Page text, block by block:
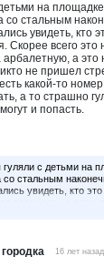
на
со стальным
увидеть, кто
Скорее всего это
арбалетную, а это
не пришел
какой-то
а то страшно
и попасть.
гуляли с детьми на
со стальным
увидеть, кто
всего это не дети,
а это
с ребенком: в
городка
16 лет назад